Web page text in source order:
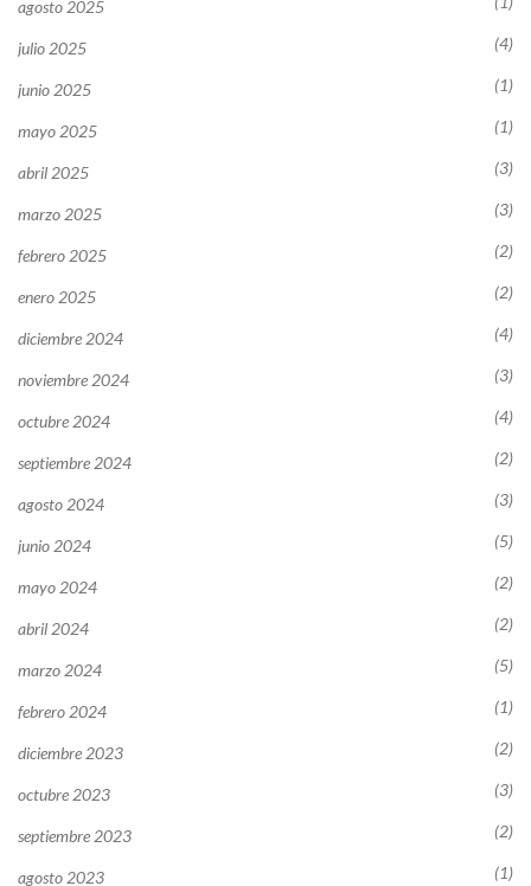
agosto 2025
julio 2025 (4)
junio 2025 (1)
mayo 2025 (1)
abril 2025 (3)
marzo 2025 (3)
febrero 2025 (2)
enero 2025 (2)
diciembre 2024 (4)
noviembre 2024 (3)
octubre 2024 (4)
septiembre 2024 (2)
agosto 2024 (3)
junio 2024 (5)
mayo 2024 (2)
abril 2024 (2)
marzo 2024 (5)
febrero 2024 (1)
diciembre 2023 (2)
octubre 2023 (3)
septiembre 2023 (2)
agosto 2023 (1)